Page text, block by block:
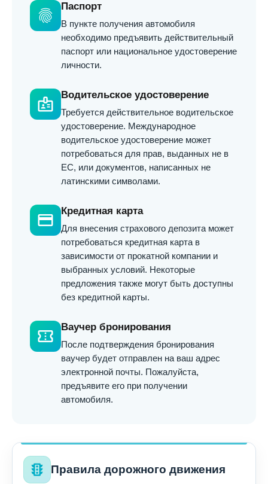
fingerprint
Паспорт
В пункте получения автомобиля
необходимо предъявить действительный
паспорт или национальное удостоверение
личности.
badge
Водительское удостоверение
Требуется действительное водительское
удостоверение. Международное
водительское удостоверение может
потребоваться для прав, выданных не в
ЕС, или документов, написанных не
латинскими символами.
credit_card
Кредитная карта
Для внесения страхового депозита может
потребоваться кредитная карта в
зависимости от прокатной компании и
выбранных условий. Некоторые
предложения также могут быть доступны
без кредитной карты.
confirmation_number
Ваучер бронирования
После подтверждения бронирования
ваучер будет отправлен на ваш адрес
электронной почты. Пожалуйста,
предъявите его при получении
автомобиля.
traffic Правила дорожного движения